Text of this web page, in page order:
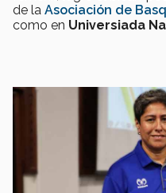
de la Asociación de
como en Universiada